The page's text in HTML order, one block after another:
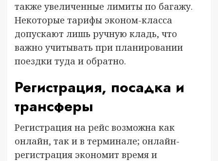
также увеличенные лимиты по багажу.
Некоторые тарифы эконом-класса
допускают лишь ручную кладь, что
важно учитывать при планировании
поездки туда и обратно.
Регистрация, посадка и
трансферы
Регистрация на рейс возможна как
онлайн, так и в терминале; онлайн-
регистрация экономит время и